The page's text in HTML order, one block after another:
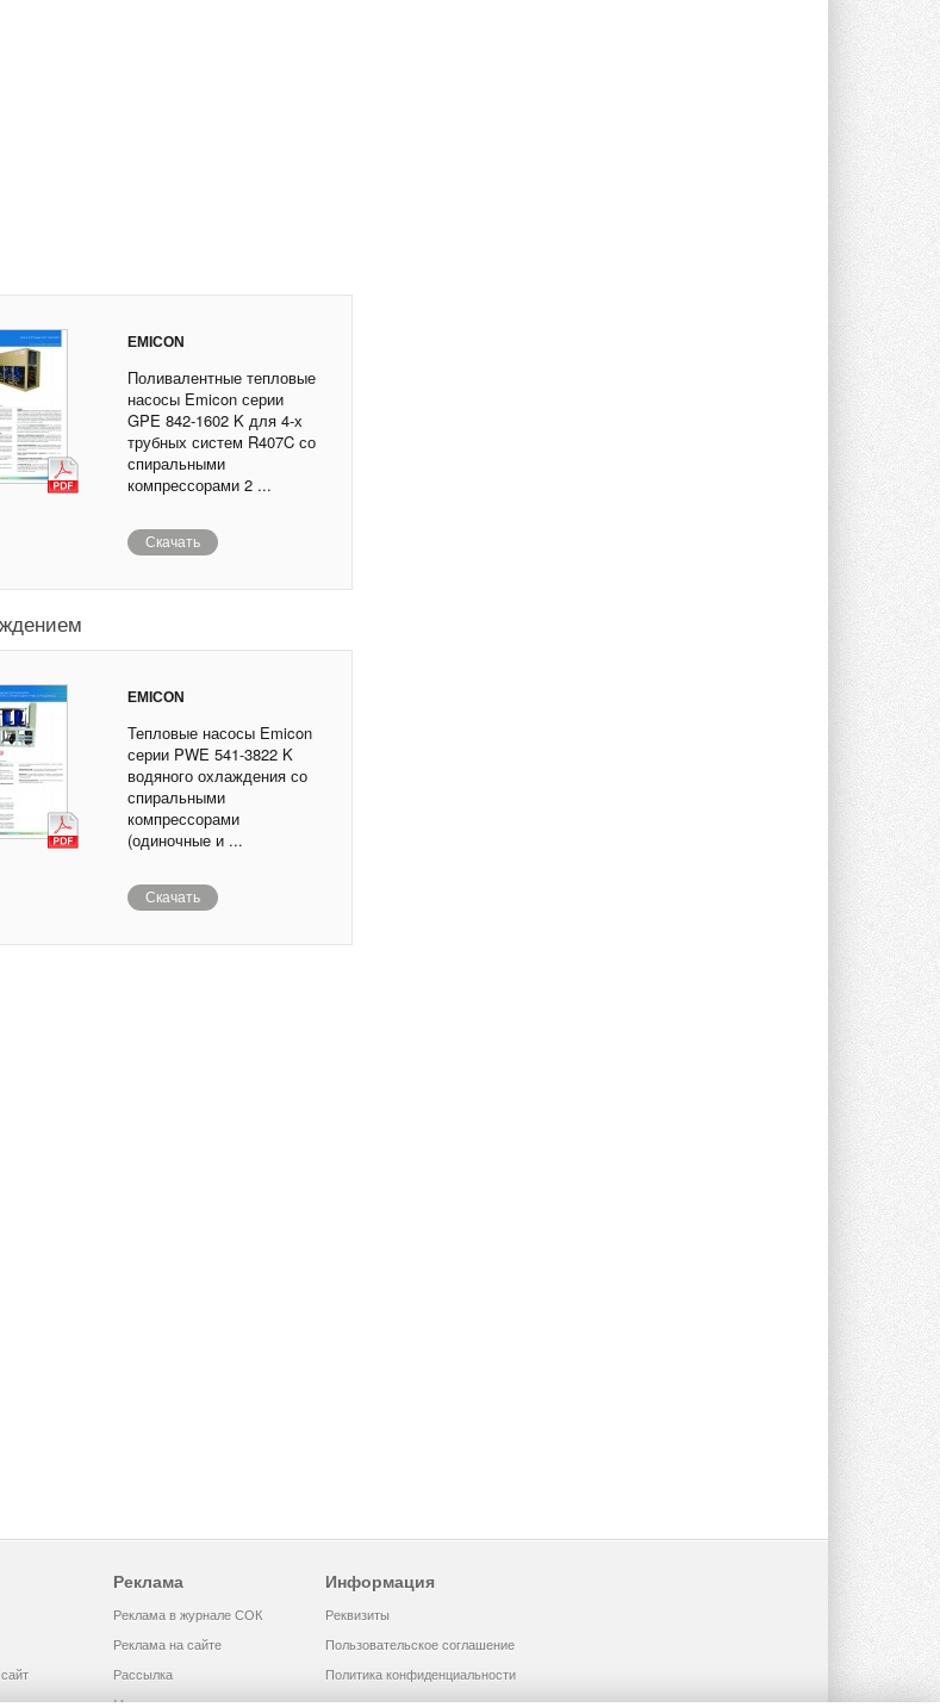
EMICON
Поливалентные тепловые
насосы Emicon серии
GPE 842-1602 K для 4-х
трубных систем R407C со
спиральными
компрессорами 2 ...
Скачать
EMICON
Тепловые насосы Emicon
серии PWE 541-3822 K
водяного охлаждения со
спиральными
компрессорами
(одиночные и ...
Скачать
Реклама
Реклама в журнале СОК
Реклама на сайте
Рассылка
Информация
Реквизиты
Пользовательское соглашение
Политика конфиденциальности